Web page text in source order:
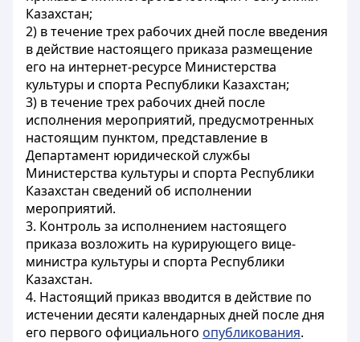
Казахстан;
2) в течение трех рабочих дней после введения
в действие настоящего приказа размещение
его на интернет-ресурсе Министерства
культуры и спорта Республики Казахстан;
3) в течение трех рабочих дней после
исполнения мероприятий, предусмотренных
настоящим пунктом, представление в
Департамент юридической службы
Министерства культуры и спорта Республики
Казахстан сведений об исполнении
мероприятий.
3. Контроль за исполнением настоящего
приказа возложить на курирующего вице-
министра культуры и спорта Республики
Казахстан.
4. Настоящий приказ вводится в действие по
истечении десяти календарных дней после дня
его первого официального опубликования.